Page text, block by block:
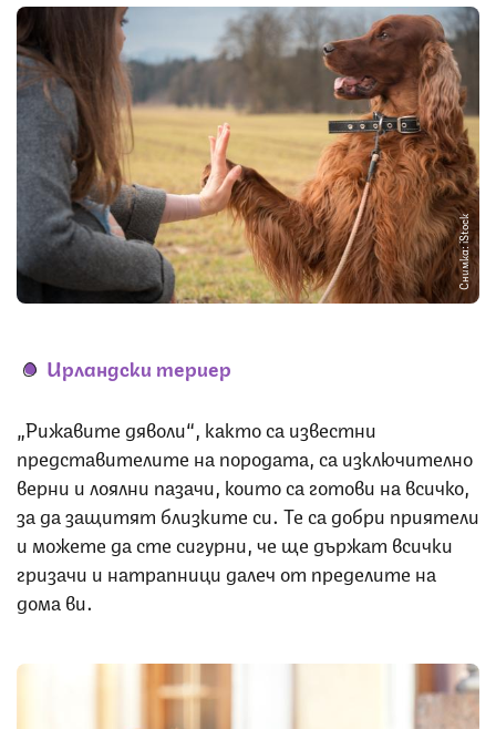
Снимка: iStock
Ирландски териер
„Рижавите дяволи“, както са известни
представителите на породата, са изключително
верни и лоялни пазачи, които са готови на всичко,
за да защитят близките си. Те са добри приятели
и можете да сте сигурни, че ще държат всички
гризачи и натрапници далеч от пределите на
дома ви.